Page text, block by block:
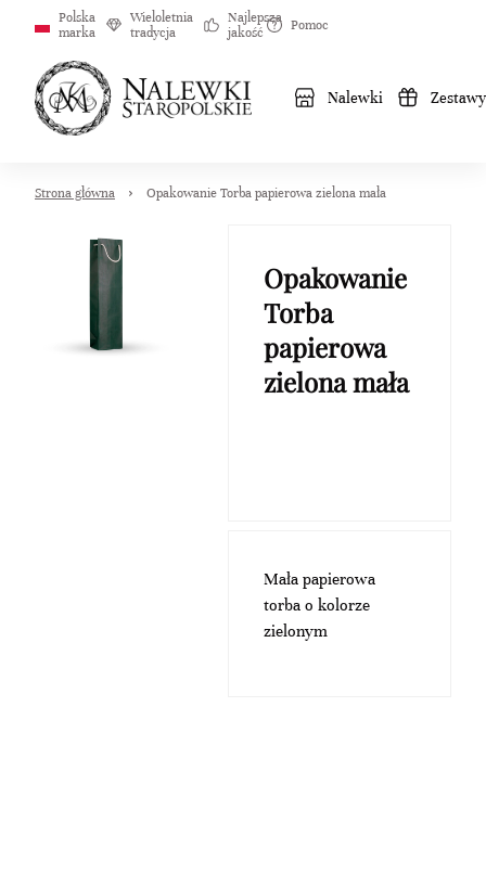
Polska
marka
Wieloletnia
tradycja
Najlepsza
jakość
Pomoc
Nalewki
Strona główna Opakowanie Torba papierowa zielona mała
Opakowanie
Torba
papierowa
zielona mała
Mała papierowa
torba o kolorze
zielonym